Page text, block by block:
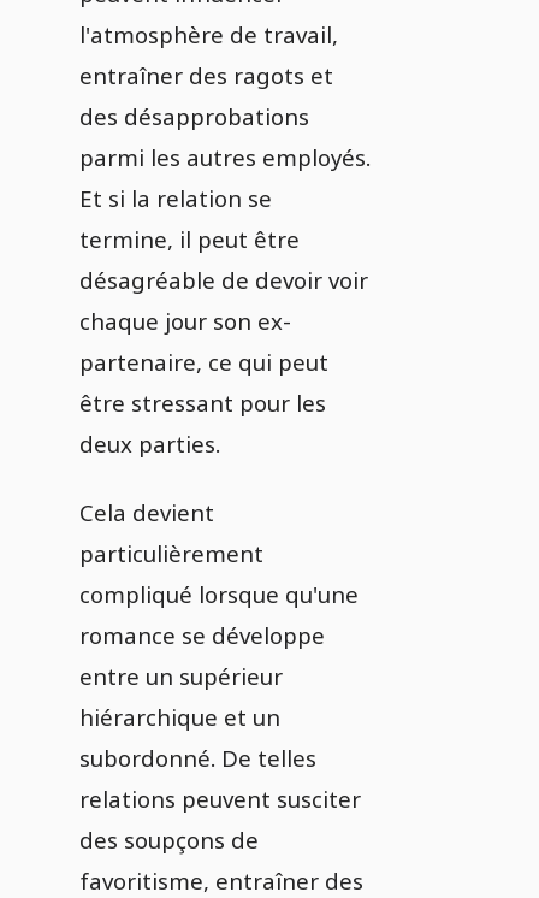
l'atmosphère de travail,
entraîner des ragots et
des désapprobations
parmi les autres employés.
Et si la relation se
termine, il peut être
désagréable de devoir voir
chaque jour son ex-
partenaire, ce qui peut
être stressant pour les
deux parties.
Cela devient
particulièrement
compliqué lorsque qu'une
romance se développe
entre un supérieur
hiérarchique et un
subordonné. De telles
relations peuvent susciter
des soupçons de
favoritisme, entraîner des